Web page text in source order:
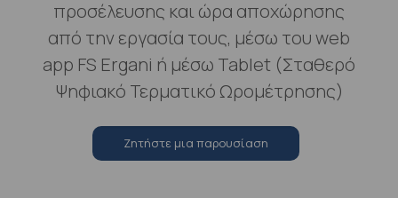
προσέλευσης και ώρα αποχώρησης
από την εργασία τους, μέσω του web
app FS Ergani ή μέσω Tablet (Σταθερό
Ψηφιακό Τερματικό Ωρομέτρησης)
Zητήστε μια παρουσίαση